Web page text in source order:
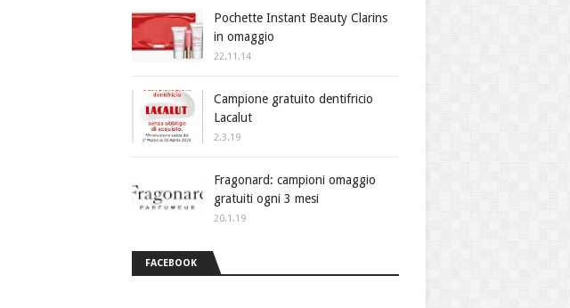
Pochette Instant Beauty Clarins
in omaggio
22.11.14
Campione gratuito dentifricio
Lacalut
2.3.19
Fragonard: campioni omaggio
gratuiti ogni 3 mesi
20.1.19
FACEBOOK